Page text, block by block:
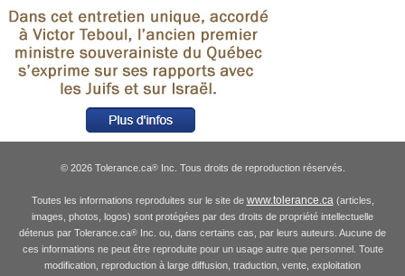
© 2026 Tolerance.ca®Inc. Tous droits de reproduction réservés.
Toutes les informations reproduites sur le site de www.tolerance.ca (articles,
images, photos, logos) sont protégées par des droits de propriété intellectuelle
détenus par Tolerance.ca® Inc. ou, dans certains cas, par leurs auteurs. Aucune de
ces informations ne peut être reproduite pour un usage autre que personnel. Toute
modification, reproduction à large diffusion, traduction, vente, exploitation